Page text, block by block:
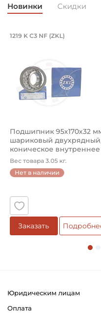
Новинки Скидки
Подшипник
Подшипник 95х170х32
1219 K C3 NF (ZKL)
Подшипник 95х170х32
шариковый
коническое внутреннее
кол...
Вес товара 3.05 кг.
Нет в наличии
Заказать
Юридическим лицам
Оплата